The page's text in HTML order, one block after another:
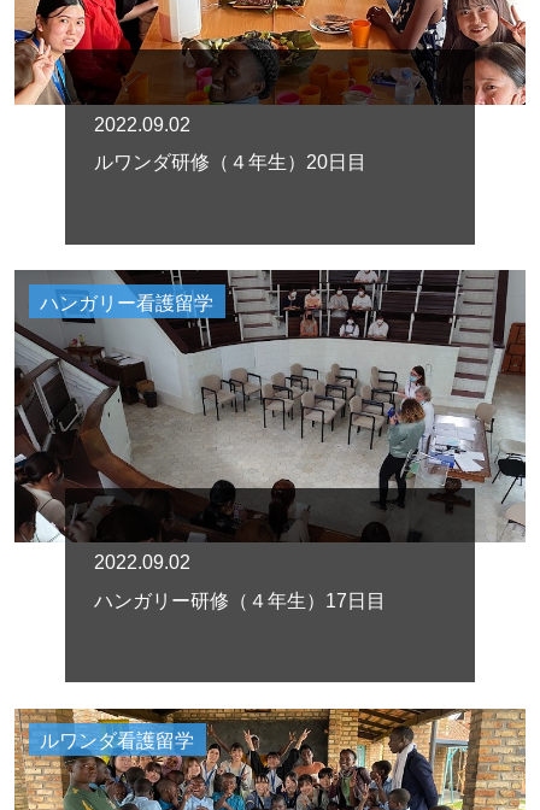
2022.09.02
ルワンダ研修（４年生）20日目
ハンガリー看護留学
2022.09.02
ハンガリー研修（４年生）17日目
ルワンダ看護留学